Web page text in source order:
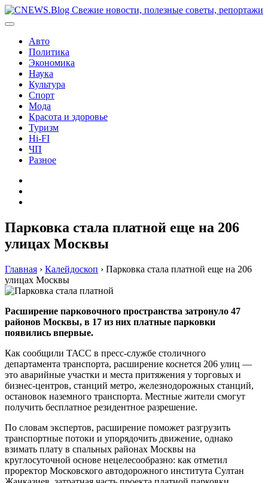
Перейти
к
Авто
Политика
Экономика
Наука
Культура
Спорт
Мода
Красота и здоровье
Туризм
Hi-FI
ЧП
Разное
Парковка стала платной еще на 206
улицах Москвы
Главная › Калейдоскоп › Парковка стала платной еще на 206
улицах Москвы
Расширение парковочного пространства затронуло 47
районов Москвы, в 17 из них платные парковки
появились впервые.
Как сообщили ТАСС в пресс-службе столичного
департамента транспорта, расширение коснется 206 улиц —
это аварийные участки и места притяжения у торговых и
бизнес-центров, станций метро, железнодорожных станций,
остановок наземного транспорта. Местные жители смогут
получить бесплатное резидентное разрешение.
По словам экспертов, расширение поможет разгрузить
транспортные потоки и упорядочить движение, однако
взимать плату в спальных районах Москвы на
круглосуточной основе нецелесообразно: как отметил
проректор Московского автодорожного института Султан